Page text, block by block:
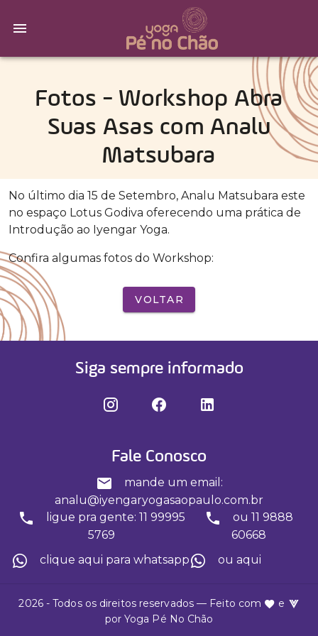
Fotos - Workshop Abra
Suas Asas com Analu
Matsubara
No último dia 15 de Setembro, Analu Matsubara este
no espaço Lotus Godiva oferecendo uma prática de
Introdução ao Iyengar Yoga.
Confira algumas fotos do Workshop:
VOLTAR
Siga sempre informado
Fale Conosco
mande um email:
analu@iyengaryogasaopaulo.com.br
ligue pra gente: 11 99995
5769
ou 11 9888
60668
clique aqui para whatsapp
ou aqui
2026 - Todos os direitos reservados — Feito com
e
por Yoga Pé No Chão